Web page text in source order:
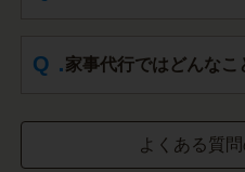
家事代行ではどんなこ
よくある質